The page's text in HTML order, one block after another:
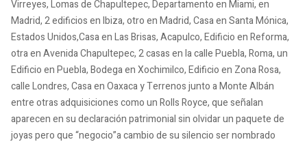
Virreyes, Lomas de Chapultepec, Departamento en Miami, en
Madrid, 2 edificios en Ibiza, otro en Madrid, Casa en Santa Mónica,
Estados Unidos,Casa en Las Brisas, Acapulco, Edificio en Reforma,
otra en Avenida Chapultepec, 2 casas en la calle Puebla, Roma, un
Edificio en Puebla, Bodega en Xochimilco, Edificio en Zona Rosa,
calle Londres, Casa en Oaxaca y Terrenos junto a Monte Albán
entre otras adquisiciones como un Rolls Royce, que señalan
aparecen en su declaración patrimonial sin olvidar un paquete de
joyas pero que “negocio”a cambio de su silencio ser nombrado